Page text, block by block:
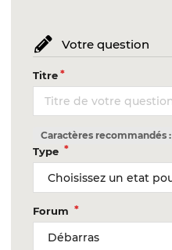
Votre question
Titre
Caractères recommandés :
Type
Forum